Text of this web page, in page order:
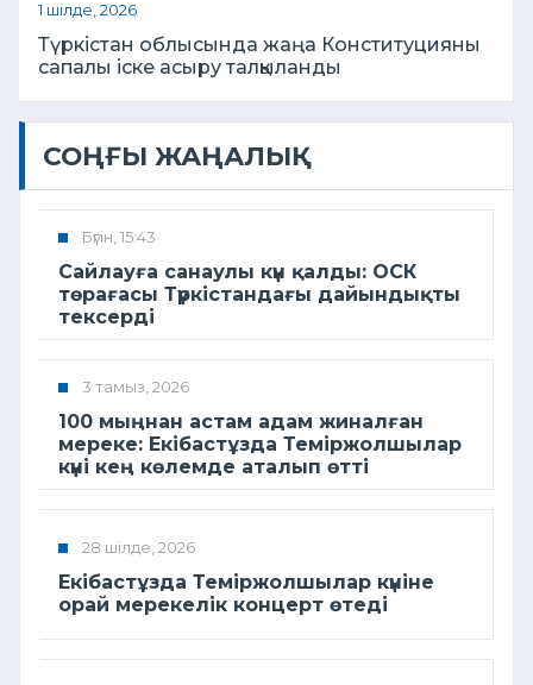
1 шілде, 2026
Түркістан облысында жаңа Конституцияны
сапалы іске асыру талқыланды
СОҢҒЫ ЖАҢАЛЫҚ
Бүгін, 15:43
Сайлауға санаулы күн қалды: ОСК
төрағасы Түркістандағы дайындықты
тексерді
3 тамыз, 2026
100 мыңнан астам адам жиналған
мереке: Екібастұзда Теміржолшылар
күні кең көлемде аталып өтті
28 шілде, 2026
Екібастұзда Теміржолшылар күніне
орай мерекелік концерт өтеді